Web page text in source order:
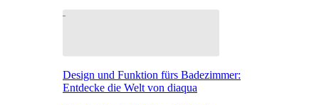
Design und Funktion fürs Badezimmer:
Entdecke die Welt von diaqua